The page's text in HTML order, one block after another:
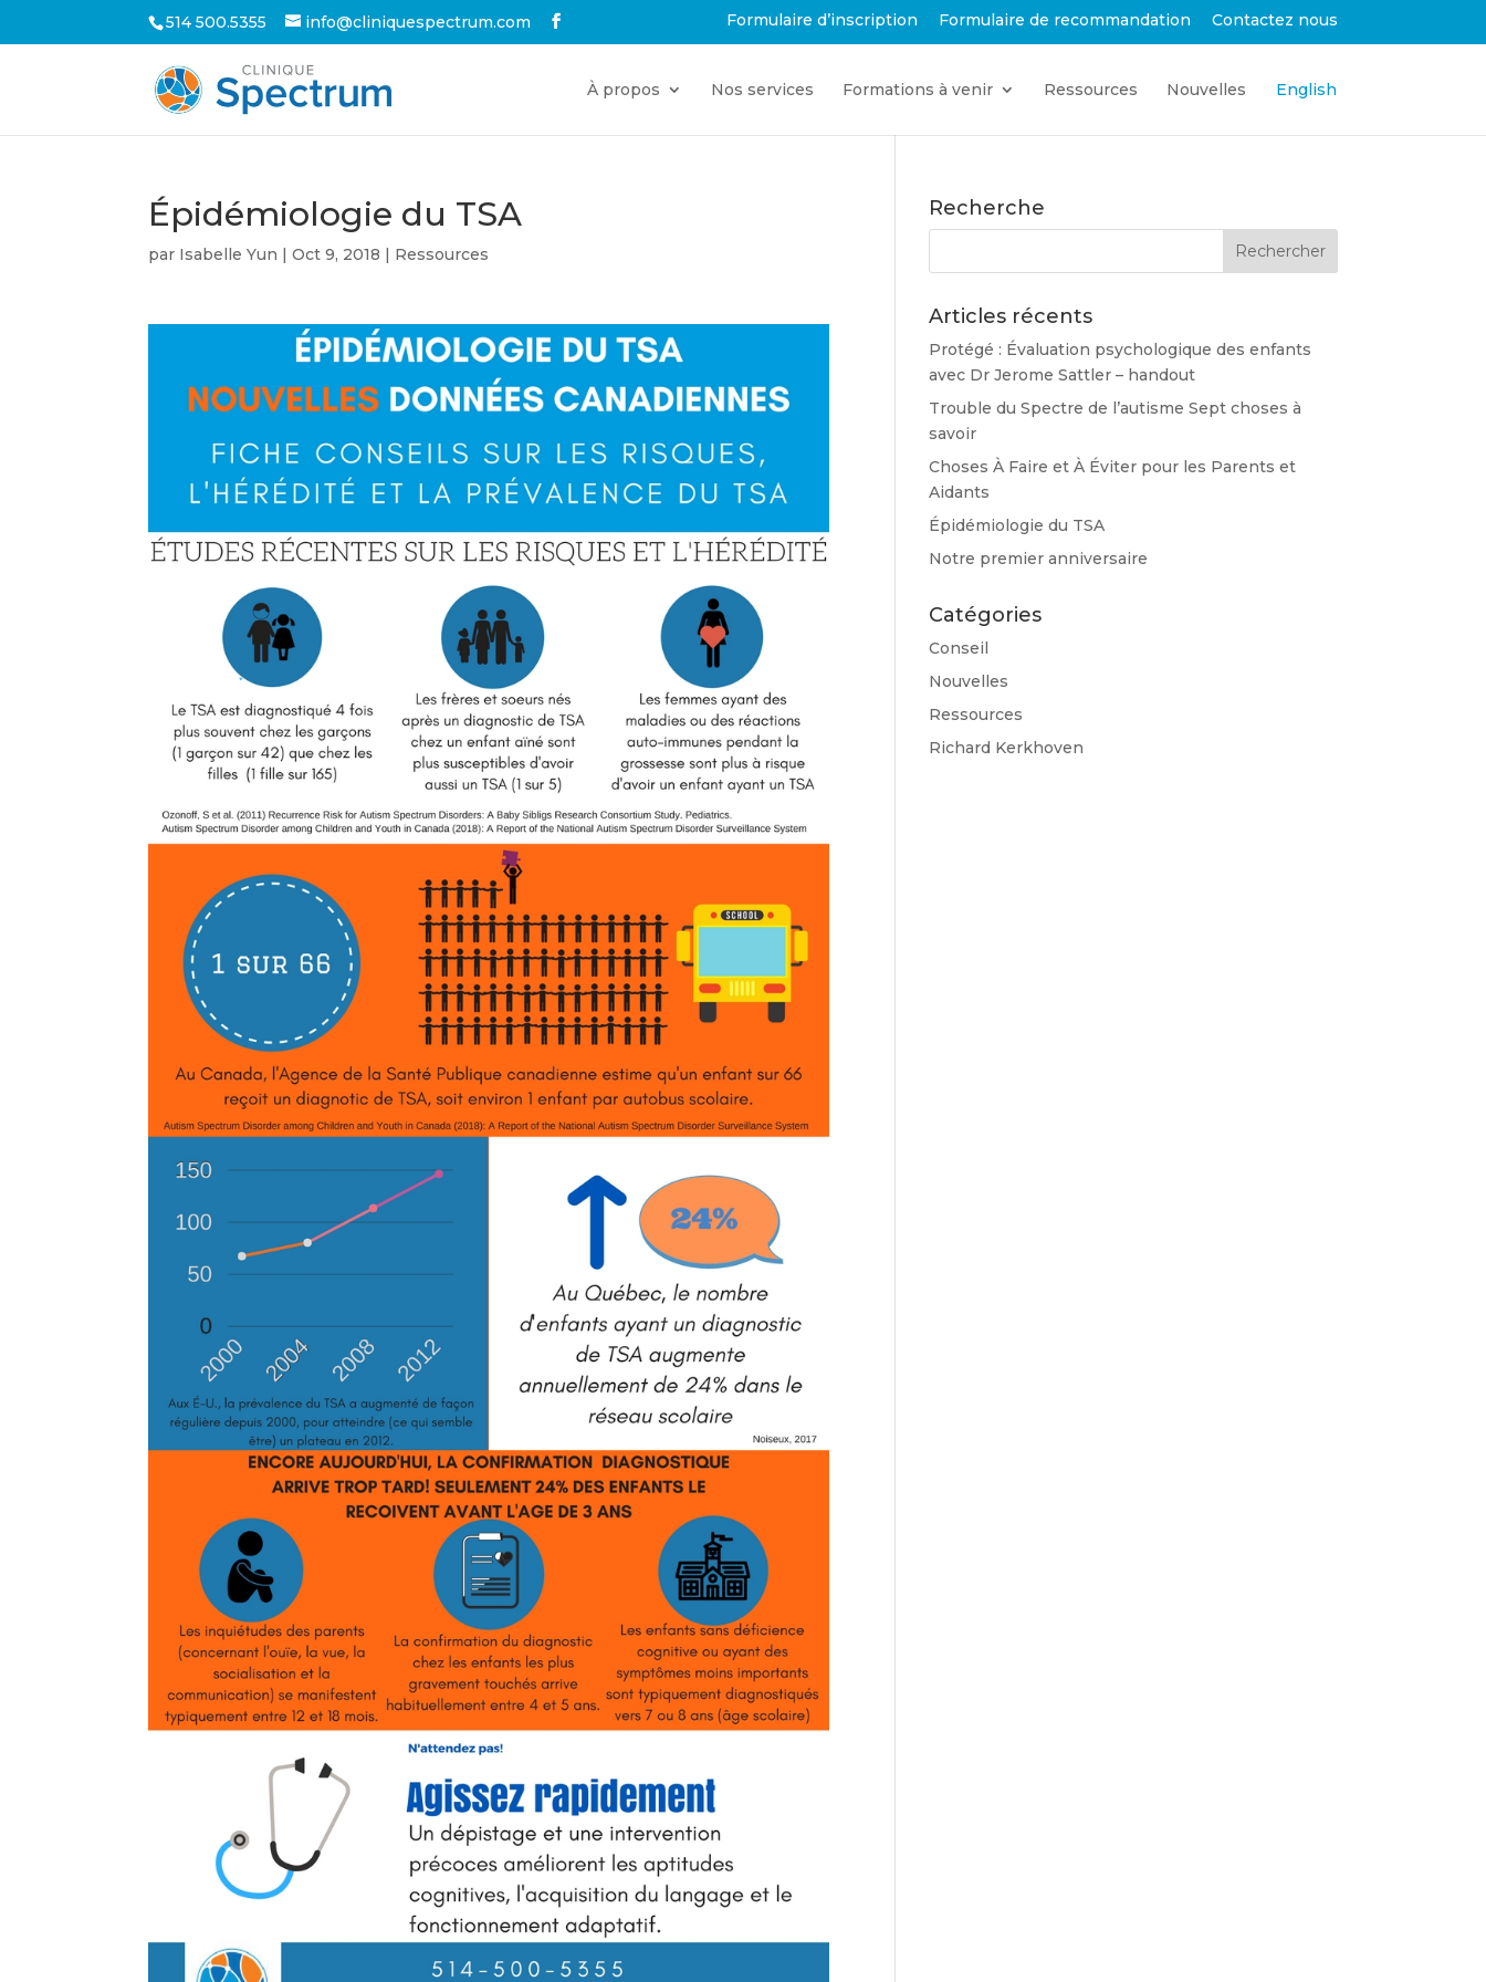
514 500.5355 info@cliniquespectrum.com Formulaire d’inscription Formulaire de recommandation Contactez nous
À propos Nos services Formations à venir Ressources Nouvelles English
Épidémiologie du TSA
par Isabelle Yun |Oct 9, 2018 | Ressources
Recherche
Articles récents
Protégé : Évaluation psychologique des enfants
avec Dr Jerome Sattler – handout
Trouble du Spectre de l’autisme Sept choses à
savoir
Choses À Faire et À Éviter pour les Parents et
Aidants
Épidémiologie du TSA
Notre premier anniversaire
Catégories
Conseil
Nouvelles
Ressources
Richard Kerkhoven